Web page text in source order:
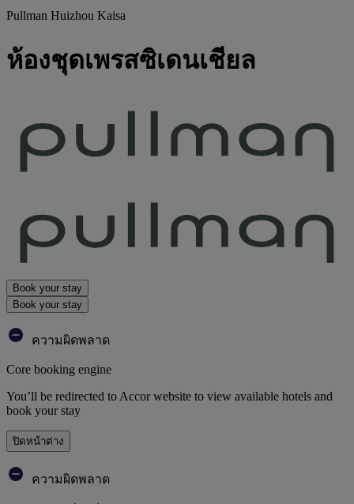
Pullman Huizhou Kaisa
ห้องชุดเพรสซิเดนเชียล
Book your stay
Book your stay
ความผิดพลาด
Core booking engine
You’ll be redirected to Accor website to view available hotels and
book your stay
ปิดหน้าต่าง
ความผิดพลาด